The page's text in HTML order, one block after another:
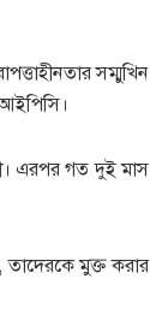
সম্মুখিন
এরপর গত দুই মাস
তাদেরকে মুক্ত করার